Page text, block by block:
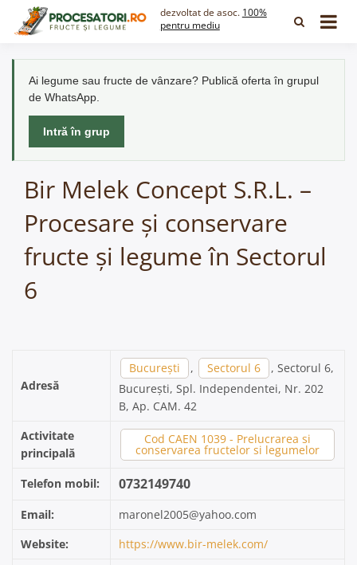
dezvoltat de asoc. 100%
pentru mediu
Ai legume sau fructe de vânzare? Publică oferta în grupul
de WhatsApp.
Intră în grup
Bir Melek Concept S.R.L. –
Procesare și conservare
fructe și legume în Sectorul
6
Adresă
București , Sectorul 6
, Sectorul 6,
București, Spl. Independentei, Nr. 202
B, Ap. CAM. 42
Activitate
principală
Cod CAEN 1039 - Prelucrarea si
conservarea fructelor si legumelor
Telefon mobil: 0732149740
Email:
maronel2005@yahoo.com
Website:
https://www.bir-melek.com/